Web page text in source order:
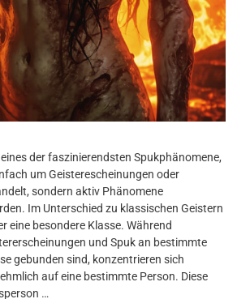
der faszinierendsten Spukphänomene,
um Geisterescheinungen oder
sondern aktiv Phänomene
Im Unterschied zu klassischen Geistern
eine besondere Klasse. Während
und Spuk an bestimmte
gebunden sind, konzentrieren sich
auf eine bestimmte Person. Diese
…